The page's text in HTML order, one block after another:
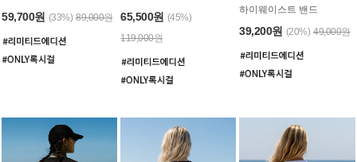
59,700원 (33%) 89,000원 65,500원 (45%)
119,000원
하이웨이스트 밴드
39,200원 (20%) 49,000원